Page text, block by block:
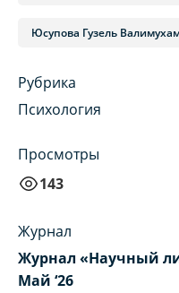
Юсупова Гузель
Рубрика
Психология
Просмотры
143
Журнал
Журнал «Научный
Май ‘26